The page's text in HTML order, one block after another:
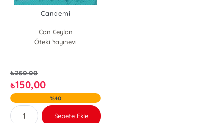
Candemi
Can Ceylan
Öteki Yayınevi
₺250,00
₺150,00
%40
Sepete Ekle